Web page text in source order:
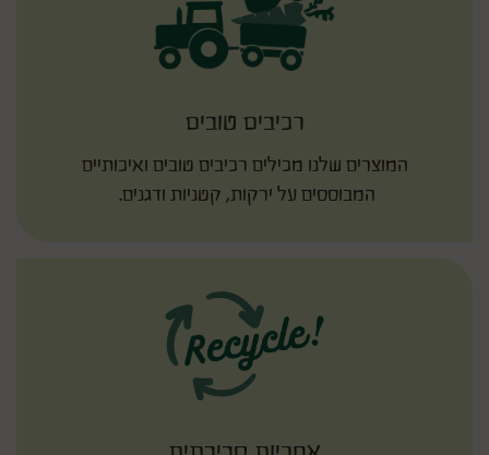
רכיבים טובים
המוצרים שלנו מכילים רכיבים טובים ואיכותיים
המבוססים על ירקות, קטניות ודגנים.